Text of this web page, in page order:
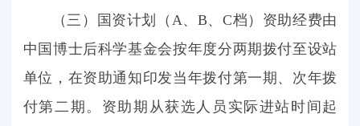
（三）国资计划（A、B、C档）资助经费由
中国博士后科学基金会按年度分两期拨付至设站
单位，在资助通知印发当年拨付第一期、次年拨
付第二期。资助期从获选人员实际进站时间起